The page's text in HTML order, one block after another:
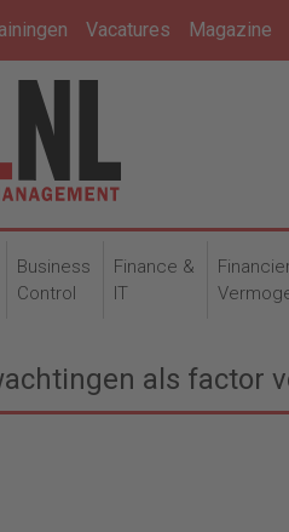
Vacatures Magazine
Business
Control
Finance &
IT
als factor